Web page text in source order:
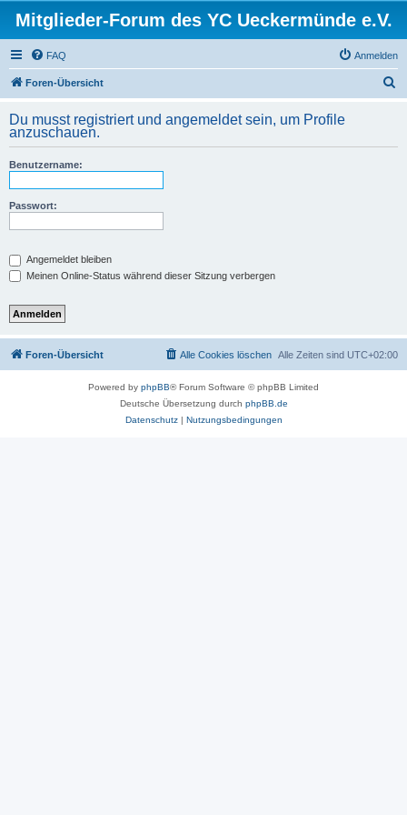
Mitglieder-Forum des YC Ueckermünde e.V.
FAQ Anmelden
Foren-Übersicht
h
Du musst registriert und angemeldet sein, um Profile
anzuschauen.
Benutzername:
Passwort:
Angemeldet bleiben
Meinen Online-Status während dieser Sitzung verbergen
Foren-Übersicht Alle Zeiten sind UTC+02:00
Alle Cookies löschen
Powered by phpBB® Forum Software © phpBB Limited
Deutsche Übersetzung durch phpBB.de
Datenschutz| Nutzungsbedingungen